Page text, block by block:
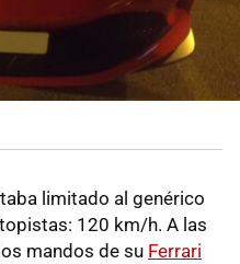
limitado al genérico
120 km/h. A las
mandos de su Ferrari